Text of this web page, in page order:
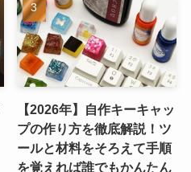
【2026年】自作キーキャッ
プの作り方を徹底解説！ツ
ールと材料をそろえて手順
を覚えれば誰でもかんたん